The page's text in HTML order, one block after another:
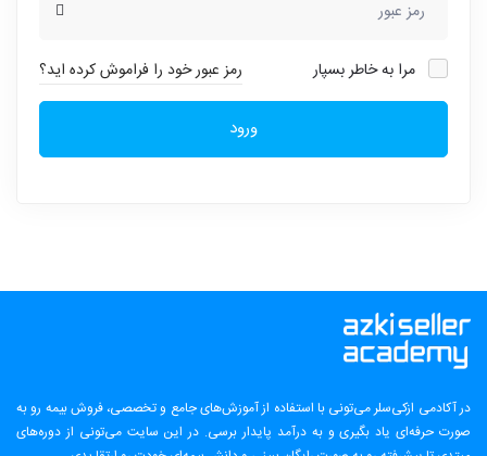
مرا به خاطر بسپار رمز عبور خود را فراموش کرده اید؟
ورود
در آکادمی ازکی‌سلر می‌تونی با استفاده از آموزش‌های جامع و تخصصی، فروش بیمه رو به
صورت حرفه‌ای یاد بگیری و به درآمد پایدار برسی. در این سایت می‌تونی از دوره‌های